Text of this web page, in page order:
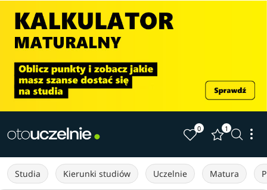
0 1
Studia Kierunki studiów Uczelnie Matura